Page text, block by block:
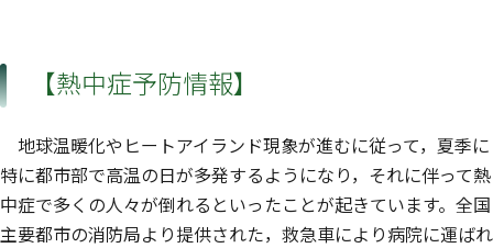
【熱中症予防情報】
地球温暖化やヒートアイランド現象が進むに従って，夏季に
特に都市部で高温の日が多発するようになり，それに伴って熱
中症で多くの人々が倒れるといったことが起きています。全国
主要都市の消防局より提供された，救急車により病院に運ばれ